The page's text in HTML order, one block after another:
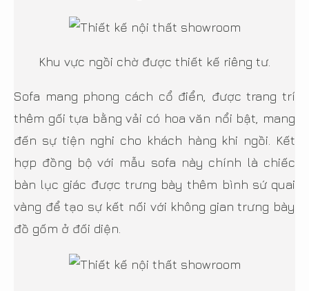
Khu vực ngồi chờ được thiết kế riêng tư.
Sofa mang phong cách cổ điển, được trang trí
thêm gối tựa bằng vải có hoa văn nổi bật, mang
đến sự tiện nghi cho khách hàng khi ngồi. Kết
hợp đồng bộ với mẫu sofa này chính là chiếc
bàn lục giác được trưng bày thêm bình sứ quai
vàng để tạo sự kết nối với không gian trưng bày
đồ gốm ở đối diện.